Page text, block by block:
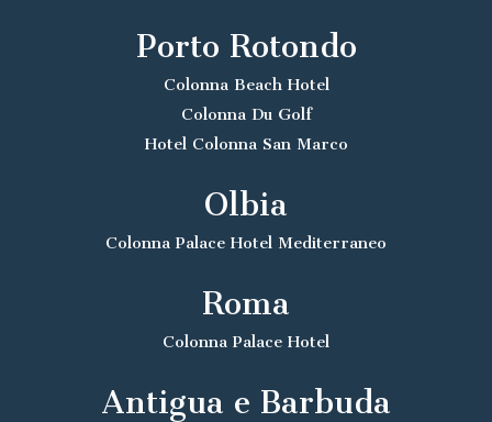
Porto Rotondo
Colonna Beach Hotel
Colonna Du Golf
Hotel Colonna San Marco
Olbia
Colonna Palace Hotel Mediterraneo
Roma
Colonna Palace Hotel
Antigua e Barbuda